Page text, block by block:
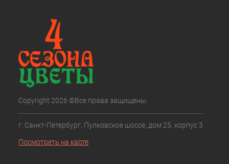
Copyright 2026 ©Все права защищены.
г. Санкт-Петербург, Пулковское шоссе, дом 25, корпус 3
Посмотреть на карте